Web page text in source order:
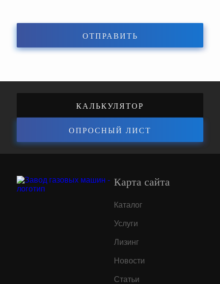
ОТПРАВИТЬ
КАЛЬКУЛЯТОР
ЭНЕРГОЭФФЕКТИВНОСТИ
ОПРОСНЫЙ ЛИСТ
Карта сайта
Каталог
Услуги
Лизинг
Новости
Статьи